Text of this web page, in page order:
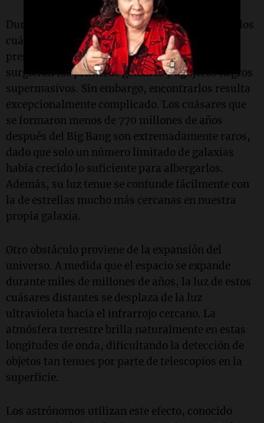
Durante décadas, los astrónomos han buscado los
cuásares más antiguos del universo, ya que
preservan información valiosa sobre cómo
surgieron las primeras galaxias y agujeros negros
supermasivos. Sin embargo, encontrarlos resulta
excepcionalmente complicado. Los cuásares que
se formaron menos de 770 millones de años
después del Big Bang son extremadamente raros,
dado que solo un número limitado de galaxias
había crecido lo suficiente para albergarlos.
Además, su luz tenue se confunde fácilmente con
la de estrellas mucho más cercanas en nuestra
propia galaxia.
Otro obstáculo proviene de la expansión del
universo. A medida que el espacio se expande
durante miles de millones de años, la luz de estos
cuásares distantes se desplaza de la luz
ultravioleta hacia el infrarrojo cercano. La
atmósfera terrestre brilla naturalmente en estas
longitudes de onda, dificultando la detección de
objetos tan tenues por parte de telescopios en la
superficie.
Los astrónomos utilizan este efecto, conocido